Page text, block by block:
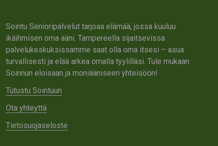
Sointu Senioripalvelut tarjoaa elämää, jossa kuuluu
ikäihmisen oma ääni. Tampereella sijaitsevissa
palvelukeskuksissamme saat olla oma itsesi – asua
turvallisesti ja elää arkea omalla tyylilläsi. Tule mukaan
Soinnun eloisaan ja moniääniseen yhteisöön!
Tutustu Sointuun
Ota yhteyttä
Tietosuojaseloste